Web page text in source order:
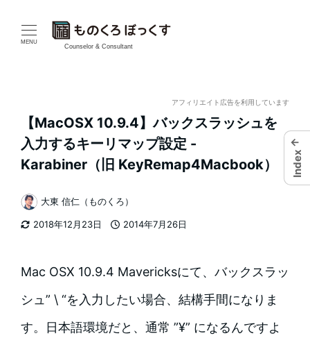
MENU
Counselor & Consultant
アフィリエイト広告を利用しています
【MacOSX 10.9.4】バックスラッシュを
入力するキーリマップ設定 -
Karabiner（旧 KeyRemap4Macbook）
2018年12月23日
2014年7月26日
著
者
大東 信仁（ものくろ）
Mac OSX 10.9.4 Mavericksにて、バックスラッ
シュ” \“を入力したい場合、結構手間になりま
す。日本語環境だと、通常 ”¥” になるんですよ
←
Index